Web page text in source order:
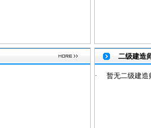
二级建造
· 暂无二级建造